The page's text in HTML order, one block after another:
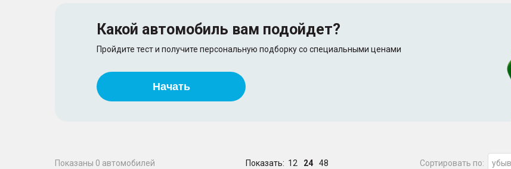
Какой автомобиль вам подойдет?
Пройдите тест и получите персональную подборку со специальными ценами
Начать
Показаны 0 автомобилей Показать: 12 24 48 Сортировать по: